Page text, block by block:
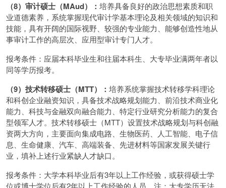
（8）审计硕士（MAud）： 培养具备良好的政治思想素质和职
业道德素养，系统掌握现代审计学基本理论及相关领域的知识和
技能，具有开阔的国际视野、较强的专业能力、能够创造性地从
事审计工作的高层次、应用型审计专门人才。
报考条件：应届本科毕业生和往届本科生、大专毕业满两年者以
同等学历报考。
（9）技术转移硕士（MTT）： 培养系统掌握技术转移学科理论
和科创企业融资知识，具备技术战略规划能力、前沿技术商业化
能力、科技与金融双向融合能力、特定行业研究分析能力的复合
型领军人才。技术转移硕士（MTT）设置技术战略规划与科创融
资两大方向，主要面向集成电路、生物医药、人工智能、电子信
息、生命健康、汽车、高端装备、先进材料等国家发展关键行
业，填补上述行业紧缺人才缺口。
报考条件：大学本科毕业后有3年以上工作经验，或获得硕士学
位或博士学位后有2年以上工作经验的人员。注：大专学历无法